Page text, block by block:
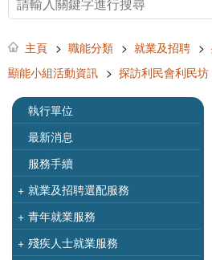
主頁 > 職能分類 > 就業及招聘 >
顯能小組活動資訊 > 探訪利民會利民坊
執行單位
最新消息
服務手續
+ 就業及招聘選配服務
+ 青年就業服務
+ 殘疾人士就業服務